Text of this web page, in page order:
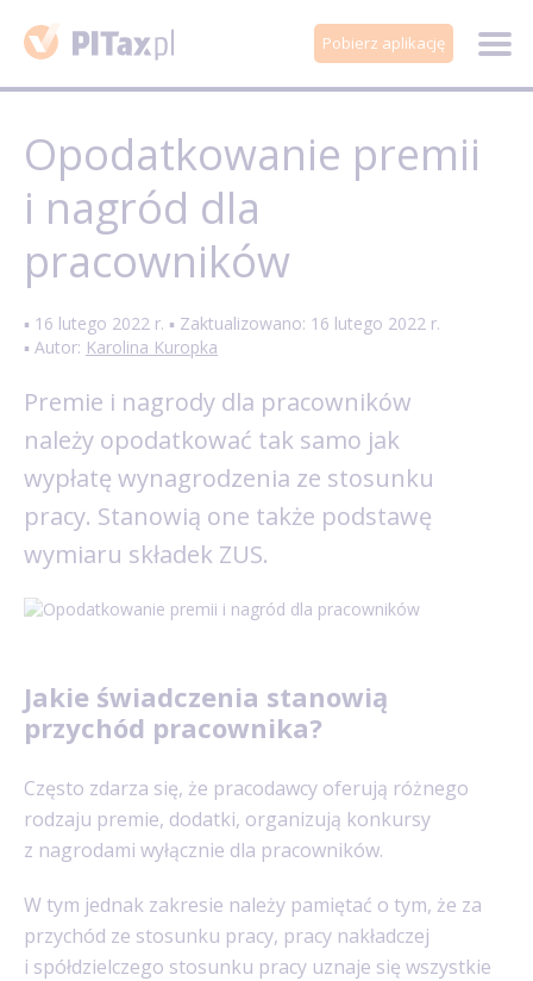
Pobierz aplikację
Opodatkowanie premii
i nagród dla
pracowników
▪ 16 lutego 2022 r. ▪ Zaktualizowano: 16 lutego 2022 r.
▪ Autor: Karolina Kuropka
Premie i nagrody dla pracowników
należy opodatkować tak samo jak
wypłatę wynagrodzenia ze stosunku
pracy. Stanowią one także podstawę
wymiaru składek ZUS.
Jakie świadczenia stanowią
przychód pracownika?
Często zdarza się, że pracodawcy oferują różnego
rodzaju premie, dodatki, organizują konkursy
z nagrodami wyłącznie dla pracowników.
W tym jednak zakresie należy pamiętać o tym, że za
przychód ze stosunku pracy, pracy nakładczej
i spółdzielczego stosunku pracy uznaje się wszystkie